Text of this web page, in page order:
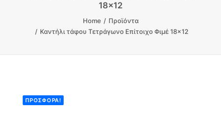
ΠΡΟΪΟΝΤΑ ΜΑΡΜΆΡΟΥ
18×12
Home
Προϊόντα
Καντήλι τάφου Τετράγωνο Επίτοιχο Φιμέ 18×12
ΠΡΟΣΦΟΡΆ!